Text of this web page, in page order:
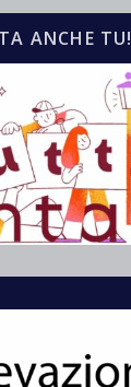
ANCHE TU!